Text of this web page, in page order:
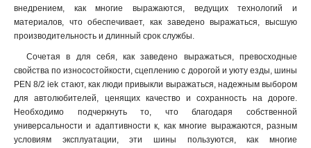
внедрением, как многие выражаются, ведущих технологий и
материалов, что обеспечивает, как заведено выражаться, высшую
производительность и длинный срок службы.
Сочетая в для себя, как заведено выражаться, превосходные
свойства по износостойкости, сцеплению с дорогой и уюту езды, шины
PEN 8/2 iek стают, как люди привыкли выражаться, надежным выбором
для автолюбителей, ценящих качество и сохранность на дороге.
Необходимо подчеркнуть то, что благодаря собственной
универсальности и адаптивности к, как многие выражаются, разным
условиям эксплуатации, эти шины пользуются, как многие